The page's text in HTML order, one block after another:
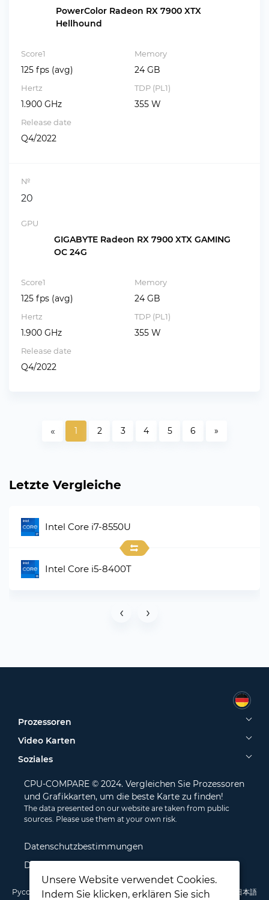
PowerColor Radeon RX 7900 XTX
Hellhound
Score1
125 fps (avg)
Memory
24 GB
Hertz
1.900 GHz
TDP (PL1)
355 W
Release date
Q4/2022
№
20
GPU
GIGABYTE Radeon RX 7900 XTX GAMING
OC 24G
Score1
125 fps (avg)
Memory
24 GB
Hertz
1.900 GHz
TDP (PL1)
355 W
Release date
Q4/2022
« 1 2 3 4 5 6 »
Letzte Vergleiche
Intel Core i7-8550U
Intel Core i5-8400T
‹ ›
Prozessoren
Video Karten
Soziales
CPU-COMPARE © 2024. Vergleichen Sie Prozessoren
und Grafikkarten, um die beste Karte zu finden!
The data presented on our website are taken from public
sources. Please use them at your own risk.
Datenschutzbestimmungen
Disclamer
Unsere Website verwendet Cookies.
Indem Sie klicken, erklären Sie sich
Русский English Deutsch Português Italiano Français 日本語